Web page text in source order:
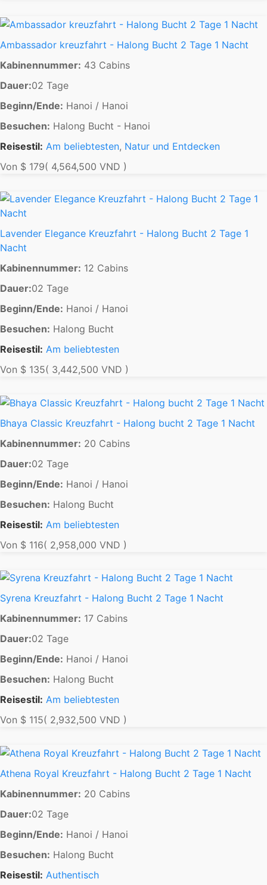
Ambassador kreuzfahrt - Halong Bucht 2 Tage 1 Nacht
Kabinennummer: 43 Cabins
Dauer:02 Tage
Beginn/Ende: Hanoi / Hanoi
Besuchen: Halong Bucht - Hanoi
Reisestil: Am beliebtesten, Natur und Entdecken
Von $ 179( 4,564,500 VND )
Lavender Elegance Kreuzfahrt - Halong Bucht 2 Tage 1
Nacht
Kabinennummer: 12 Cabins
Dauer:02 Tage
Beginn/Ende: Hanoi / Hanoi
Besuchen: Halong Bucht
Reisestil: Am beliebtesten
Von $ 135( 3,442,500 VND )
Bhaya Classic Kreuzfahrt - Halong bucht 2 Tage 1 Nacht
Kabinennummer: 20 Cabins
Dauer:02 Tage
Beginn/Ende: Hanoi / Hanoi
Besuchen: Halong Bucht
Reisestil: Am beliebtesten
Von $ 116( 2,958,000 VND )
Syrena Kreuzfahrt - Halong Bucht 2 Tage 1 Nacht
Kabinennummer: 17 Cabins
Dauer:02 Tage
Beginn/Ende: Hanoi / Hanoi
Besuchen: Halong Bucht
Reisestil: Am beliebtesten
Von $ 115( 2,932,500 VND )
Athena Royal Kreuzfahrt - Halong Bucht 2 Tage 1 Nacht
Kabinennummer: 20 Cabins
Dauer:02 Tage
Beginn/Ende: Hanoi / Hanoi
Besuchen: Halong Bucht
Reisestil: Authentisch